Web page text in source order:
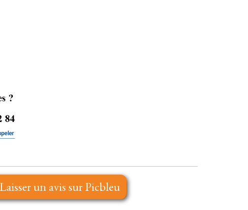
Laisser un avis sur Picbleu